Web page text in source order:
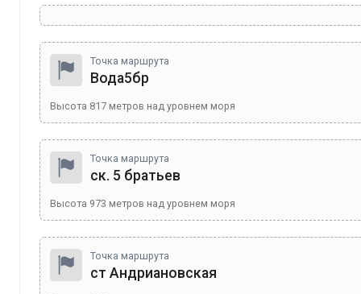
Точка маршрута
Вода5бр
Высота 817 метров над уровнем моря
Точка маршрута
ск. 5 братьев
Высота 973 метров над уровнем моря
Точка маршрута
ст Андриановская